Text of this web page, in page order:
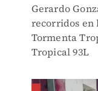
Gerardo
recorridos en
Tormenta
Tropical 93L